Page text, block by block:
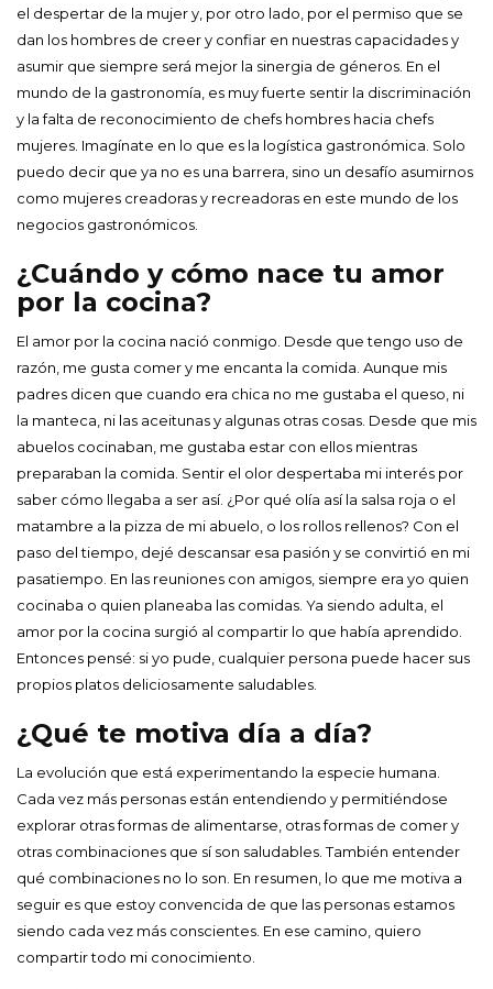
el despertar de la mujer y, por otro lado, por el permiso que se
dan los hombres de creer y confiar en nuestras capacidades y
asumir que siempre será mejor la sinergia de géneros. En el
mundo de la gastronomía, es muy fuerte sentir la discriminación
y la falta de reconocimiento de chefs hombres hacia chefs
mujeres. Imagínate en lo que es la logística gastronómica. Solo
puedo decir que ya no es una barrera, sino un desafío asumirnos
como mujeres creadoras y recreadoras en este mundo de los
negocios gastronómicos.
¿Cuándo y cómo nace tu amor
por la cocina?
El amor por la cocina nació conmigo. Desde que tengo uso de
razón, me gusta comer y me encanta la comida. Aunque mis
padres dicen que cuando era chica no me gustaba el queso, ni
la manteca, ni las aceitunas y algunas otras cosas. Desde que mis
abuelos cocinaban, me gustaba estar con ellos mientras
preparaban la comida. Sentir el olor despertaba mi interés por
saber cómo llegaba a ser así. ¿Por qué olía así la salsa roja o el
matambre a la pizza de mi abuelo, o los rollos rellenos? Con el
paso del tiempo, dejé descansar esa pasión y se convirtió en mi
pasatiempo. En las reuniones con amigos, siempre era yo quien
cocinaba o quien planeaba las comidas. Ya siendo adulta, el
amor por la cocina surgió al compartir lo que había aprendido.
Entonces pensé: si yo pude, cualquier persona puede hacer sus
propios platos deliciosamente saludables.
¿Qué te motiva día a día?
La evolución que está experimentando la especie humana.
Cada vez más personas están entendiendo y permitiéndose
explorar otras formas de alimentarse, otras formas de comer y
otras combinaciones que sí son saludables. También entender
qué combinaciones no lo son. En resumen, lo que me motiva a
seguir es que estoy convencida de que las personas estamos
siendo cada vez más conscientes. En ese camino, quiero
compartir todo mi conocimiento.